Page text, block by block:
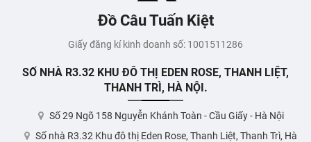
Đồ Câu Tuấn Kiệt
Giấy đăng kí kinh doanh số: 1001511286
SỐ NHÀ R3.32 KHU ĐÔ THỊ EDEN ROSE, THANH LIỆT,
THANH TRÌ, HÀ NỘI.
Số 29 Ngõ 158 Nguyễn Khánh Toàn - Cầu Giấy - Hà Nội
Số nhà R3.32 Khu đô thị Eden Rose, Thanh Liệt, Thanh Trì, Hà